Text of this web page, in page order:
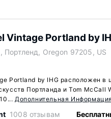
Vintage Portland by
Портленд, Oregon 97205, US
Portland by IHG расположен в
Портланда и Tom McCall
Дополнительная Информация
1008 отзывам